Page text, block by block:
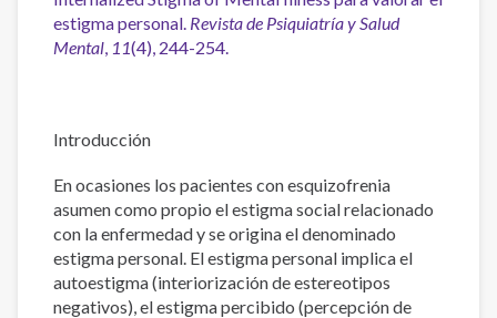
estigma personal. Revista de Psiquiatría y Salud
Mental, 11(4), 244-254.
Introducción
En ocasiones los pacientes con esquizofrenia
asumen como propio el estigma social relacionado
con la enfermedad y se origina el denominado
estigma personal. El estigma personal implica el
autoestigma (interiorización de estereotipos
negativos), el estigma percibido (percepción de